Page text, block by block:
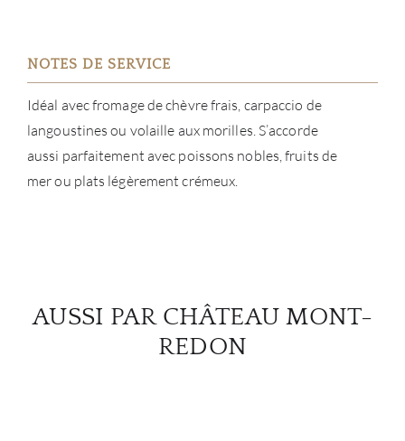
NOTES DE SERVICE
Idéal avec fromage de chèvre frais, carpaccio de
langoustines ou volaille aux morilles. S’accorde
aussi parfaitement avec poissons nobles, fruits de
mer ou plats légèrement crémeux.
AUSSI PAR CHÂTEAU MONT-
REDON